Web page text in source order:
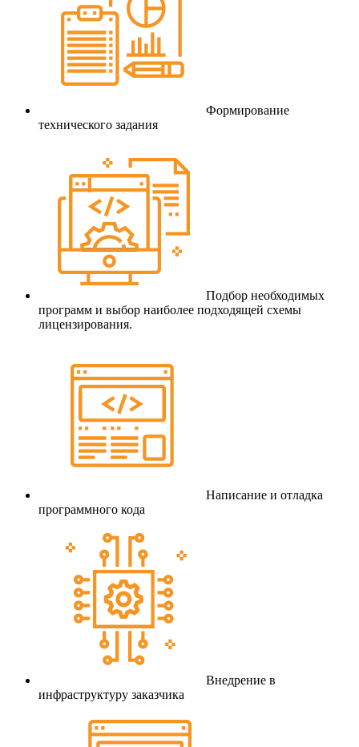
Формирование
технического задания
Подбор необходимых
программ и выбор наиболее подходящей схемы
лицензирования.
Написание и отладка
программного кода
Внедрение в
инфраструктуру заказчика